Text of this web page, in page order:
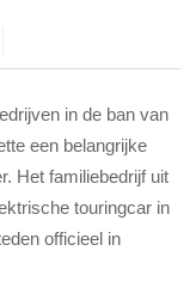
in de ban van
een belangrijke
Het familiebedrijf uit
touringcar in
officieel in